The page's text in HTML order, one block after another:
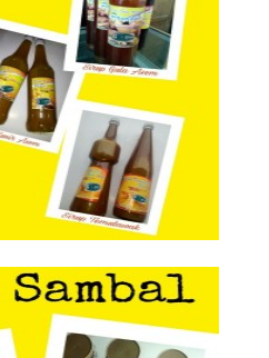
Herbal
Sambal